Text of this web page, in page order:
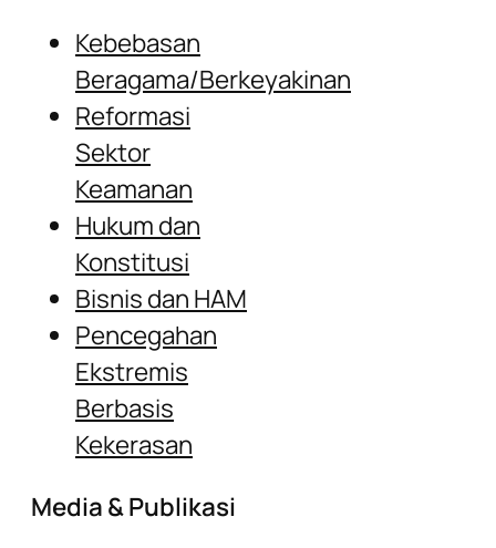
Kebebasan
Beragama/Berkeyakinan
Reformasi
Sektor
Keamanan
Hukum dan
Konstitusi
Bisnis dan HAM
Pencegahan
Ekstremis
Berbasis
Kekerasan
Media & Publikasi